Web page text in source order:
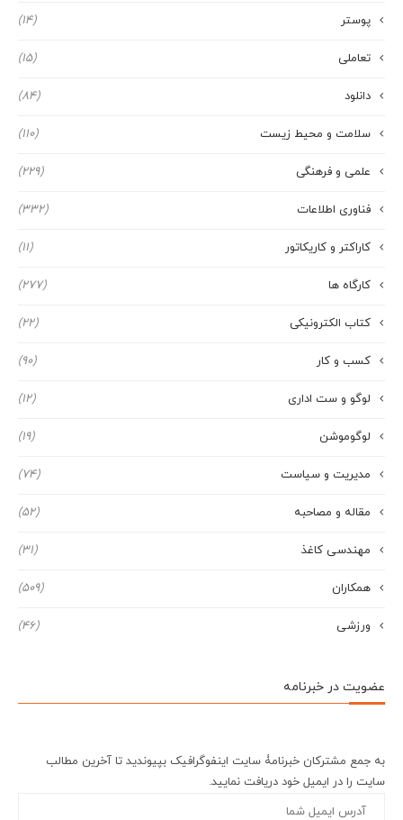
پوستر (14)
تعاملی (15)
دانلود (84)
سلامت و محیط زیست (110)
علمی و فرهنگی (229)
فناوری اطلاعات (332)
کاراکتر و کاریکاتور (11)
کارگاه ها (277)
کتاب الکترونیکی (22)
کسب و کار (90)
لوگو و ست اداری (12)
لوگوموشن (19)
مدیریت و سیاست (74)
مقاله و مصاحبه (52)
مهندسی کاغذ (31)
همکاران (509)
ورزشی (46)
عضویت در خبرنامه
به جمع مشترکان خبرنامۀ سایت اینفوگرافیک بپیوندید تا آخرین مطالب
سایت را در ایمیل خود دریافت نمایید.